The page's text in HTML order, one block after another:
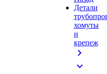
Детали
хомуты
и
крепеж
chevron_right
expand_more